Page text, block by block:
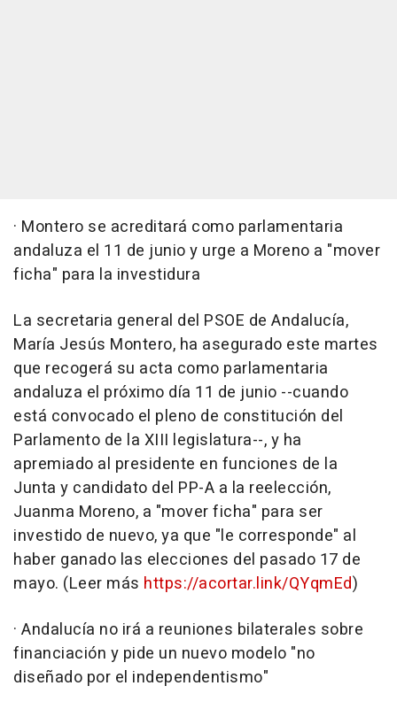
· Montero se acreditará como parlamentaria
andaluza el 11 de junio y urge a Moreno a "mover
ficha" para la investidura
La secretaria general del PSOE de Andalucía,
María Jesús Montero, ha asegurado este martes
que recogerá su acta como parlamentaria
andaluza el próximo día 11 de junio --cuando
está convocado el pleno de constitución del
Parlamento de la XIII legislatura--, y ha
apremiado al presidente en funciones de la
Junta y candidato del PP-A a la reelección,
Juanma Moreno, a "mover ficha" para ser
investido de nuevo, ya que "le corresponde" al
haber ganado las elecciones del pasado 17 de
mayo. (Leer más https://acortar.link/QYqmEd)
· Andalucía no irá a reuniones bilaterales sobre
financiación y pide un nuevo modelo "no
diseñado por el independentismo"